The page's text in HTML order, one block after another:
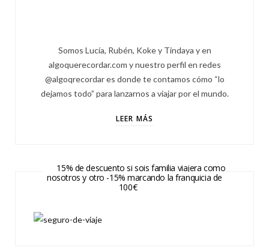
Somos Lucía, Rubén, Koke y Tindaya y en
algoquerecordar.com y nuestro perfil en redes
@algoqrecordar es donde te contamos cómo “lo
dejamos todo” para lanzarnos a viajar por el mundo.
LEER MÁS
15% de descuento si sois familia viajera como
nosotros y otro -15% marcando la franquicia de
100€